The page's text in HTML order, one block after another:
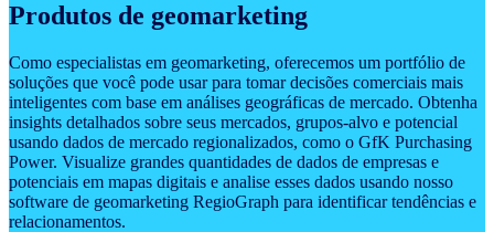
Produtos de geomarketing
Como especialistas em geomarketing, oferecemos um portfólio de
soluções que você pode usar para tomar decisões comerciais mais
inteligentes com base em análises geográficas de mercado. Obtenha
insights detalhados sobre seus mercados, grupos-alvo e potencial
usando dados de mercado regionalizados, como o GfK Purchasing
Power. Visualize grandes quantidades de dados de empresas e
potenciais em mapas digitais e analise esses dados usando nosso
software de geomarketing RegioGraph para identificar tendências e
relacionamentos.